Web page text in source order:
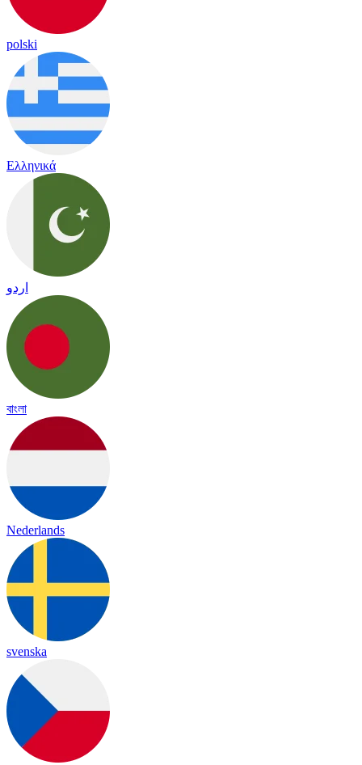
polski
Ελληνικά
اردو
বাংলা
Nederlands
svenska